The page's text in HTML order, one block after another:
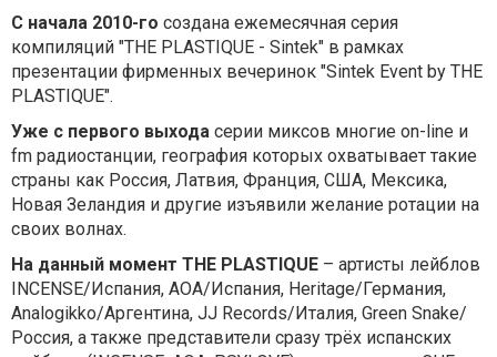
С начала 2010-го создана ежемесячная серия
компиляций "THE PLASTIQUE - Sintek" в рамках
презентации фирменных вечеринок "Sintek Event by THE
PLASTIQUE".
Уже с первого выхода серии миксов многие on-line и
fm радиостанции, география которых охватывает такие
страны как Россия, Латвия, Франция, США, Мексика,
Новая Зеландия и другие изъявили желание ротации на
своих волнах.
На данный момент THE PLASTIQUE – артисты лейблов
INCENSE/Испания, AOA/Испания, Heritage/Германия,
Analogikko/Аргентина, JJ Records/Италия, Green Snake/
Россия, а также представители сразу трёх испанских